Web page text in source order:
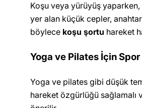
Koşu veya yürüyüş
yer alan küçük cepler,
böylece koşu şortu hareket
Yoga ve Pilates İçin Spor
Yoga ve pilates gibi düşük
hareket özgürlüğü sağlamalı